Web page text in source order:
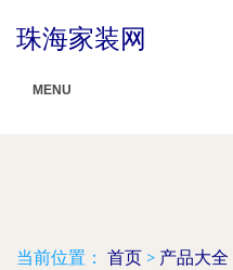
珠海家装网
MENU
当前位置： 首页 > 产品大全